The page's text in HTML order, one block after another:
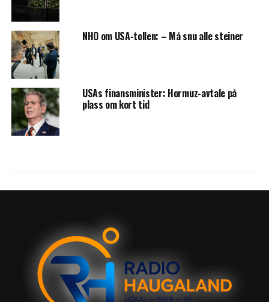
NHO om USA-tollen: – Må snu alle steiner
USAs finansminister: Hormuz-avtale på
plass om kort tid